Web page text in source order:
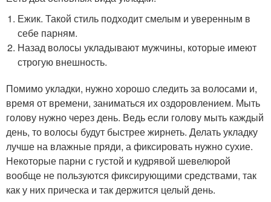
Ежик. Такой стиль подходит смелым и уверенным в
себе парням.
Назад волосы укладывают мужчины, которые имеют
строгую внешность.
Помимо укладки, нужно хорошо следить за волосами и,
время от времени, заниматься их оздоровлением. Мыть
голову нужно через день. Ведь если голову мыть каждый
день, то волосы будут быстрее жирнеть. Делать укладку
лучше на влажные пряди, а фиксировать нужно сухие.
Некоторые парни с густой и кудрявой шевелюрой
вообще не пользуются фиксирующими средствами, так
как у них прическа и так держится целый день.